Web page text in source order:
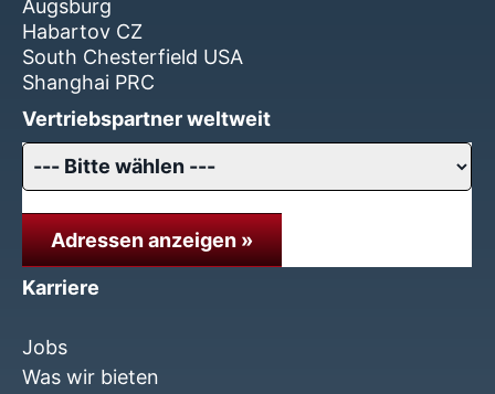
Augsburg
Habartov CZ
South Chesterfield USA
Shanghai PRC
Vertriebspartner weltweit
Adressen anzeigen »
Karriere
Jobs
Was wir bieten